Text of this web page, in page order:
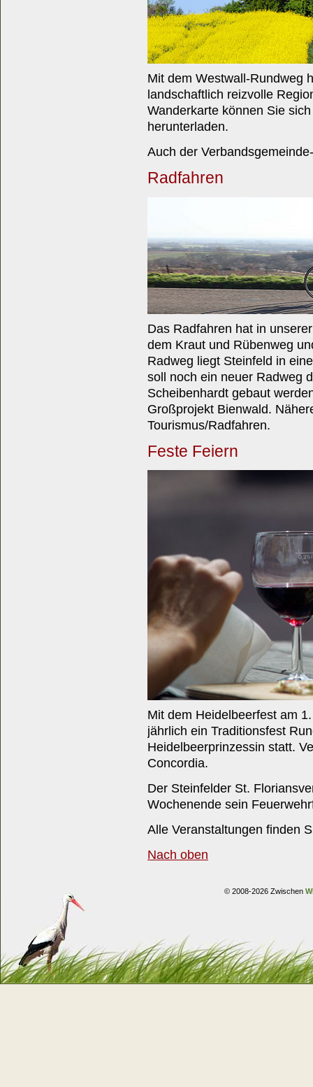
Mit dem Westwall-Rundweg
landschaftlich reizvolle
Wanderkarte können Sie
herunterladen.
Auch der
Radfahren
Das Radfahren hat in
dem Kraut und Rübenweg
Radweg liegt Steinfeld in
soll noch ein neuer Radweg
Scheibenhardt gebaut
Großprojekt Bienwald.
Tourismus/Radfahren.
Feste Feiern
Mit dem Heidelbeerfest am
jährlich ein Traditionsfest
Heidelbeerprinzessin statt.
Concordia.
Der Steinfelder St.
Wochenende sein
Alle Veranstaltungen finden
Nach oben
© 2008-2026 Zwischen